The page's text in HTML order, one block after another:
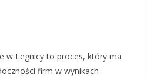
w Legnicy to proces, który ma
firm w wynikach